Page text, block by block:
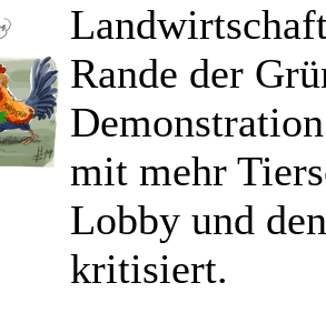
Rande der
mit mehr
Lobby und
kritisiert.